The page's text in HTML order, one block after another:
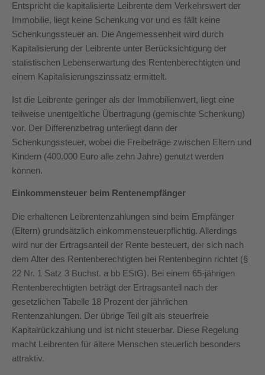
Entspricht die kapitalisierte Leibrente dem Verkehrswert der
Immobilie, liegt keine Schenkung vor und es fällt keine
Schenkungssteuer an. Die Angemessenheit wird durch
Kapitalisierung der Leibrente unter Berücksichtigung der
statistischen Lebenserwartung des Rentenberechtigten und
einem Kapitalisierungszinssatz ermittelt.
Ist die Leibrente geringer als der Immobilienwert, liegt eine
teilweise unentgeltliche Übertragung (gemischte Schenkung)
vor. Der Differenzbetrag unterliegt dann der
Schenkungssteuer, wobei die Freibeträge zwischen Eltern und
Kindern (400.000 Euro alle zehn Jahre) genutzt werden
können.
Einkommensteuer beim Rentenempfänger
Die erhaltenen Leibrentenzahlungen sind beim Empfänger
(Eltern) grundsätzlich einkommensteuerpflichtig. Allerdings
wird nur der Ertragsanteil der Rente besteuert, der sich nach
dem Alter des Rentenberechtigten bei Rentenbeginn richtet (§
22 Nr. 1 Satz 3 Buchst. a bb EStG). Bei einem 65-jährigen
Rentenberechtigten beträgt der Ertragsanteil nach der
gesetzlichen Tabelle 18 Prozent der jährlichen
Rentenzahlungen. Der übrige Teil gilt als steuerfreie
Kapitalrückzahlung und ist nicht steuerbar. Diese Regelung
macht Leibrenten für ältere Menschen steuerlich besonders
attraktiv.